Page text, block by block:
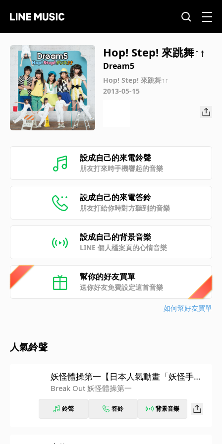
Hop! Step! 來跳舞↑↑
Dream5
Hop! Step! 來跳舞↑↑
2013-05-15
設成自己的來電鈴聲
朋友打來時手機響起的音樂
設成自己的來電答鈴
朋友打給你時對方聽到的音樂
設成自己的背景音樂
LINE 個人檔案頁的心情音樂
幫你的好友買單
送你好友免費設定這首音樂
如何幫好友買單
人氣鈴聲
妖怪體操第一【日本人氣動畫「妖怪手
錶」片尾曲】
Break Out 妖怪體操第一
鈴聲 答鈴 背景音樂